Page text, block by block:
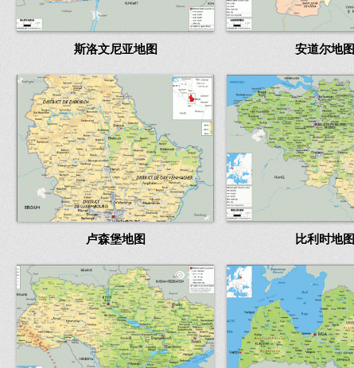
斯洛文尼亚地图 安道尔地图
1225
卢森堡地图 比利时地图
2284